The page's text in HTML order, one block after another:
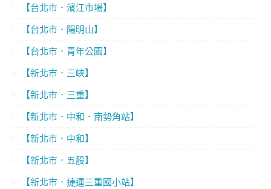
【台北市．濱江市場】
【台北市．陽明山】
【台北市．青年公園】
【新北市．三峽】
【新北市．三重】
【新北市．中和．南勢角站】
【新北市．中和】
【新北市．五股】
【新北市．捷運三重國小站】